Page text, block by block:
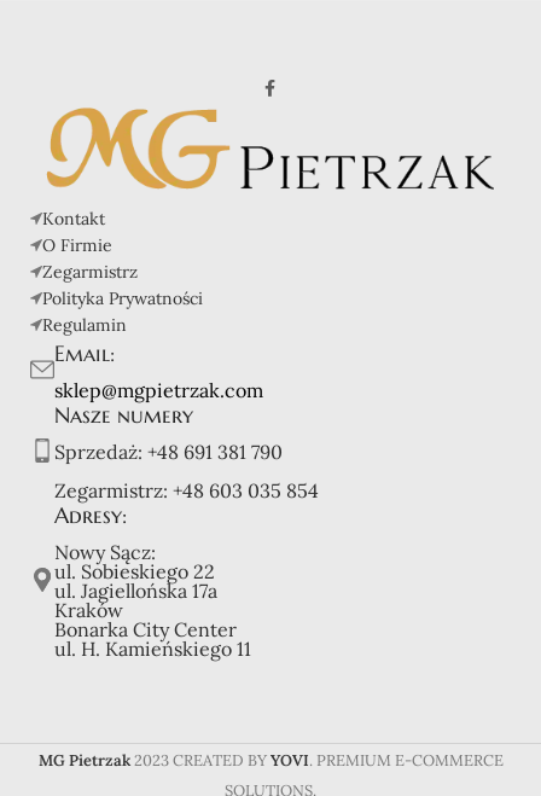
Kontakt
O Firmie
Zegarmistrz
Polityka Prywatności
Regulamin
Email:
sklep@mgpietrzak.com
Nasze numery
Sprzedaż: +48 691 381 790
Zegarmistrz: +48 603 035 854
Adresy:
Nowy Sącz:
ul. Sobieskiego 22
ul. Jagiellońska 17a
Kraków
Bonarka City Center
ul. H. Kamieńskiego 11
MG Pietrzak 2023 CREATED BYYOVI. PREMIUM E-COMMERCE
SOLUTIONS.